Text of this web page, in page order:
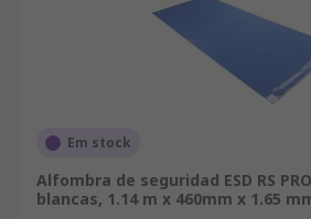
Em stock
Alfombra de seguridad ESD RS
blancas, 1.14 m x 460mm x 1.65